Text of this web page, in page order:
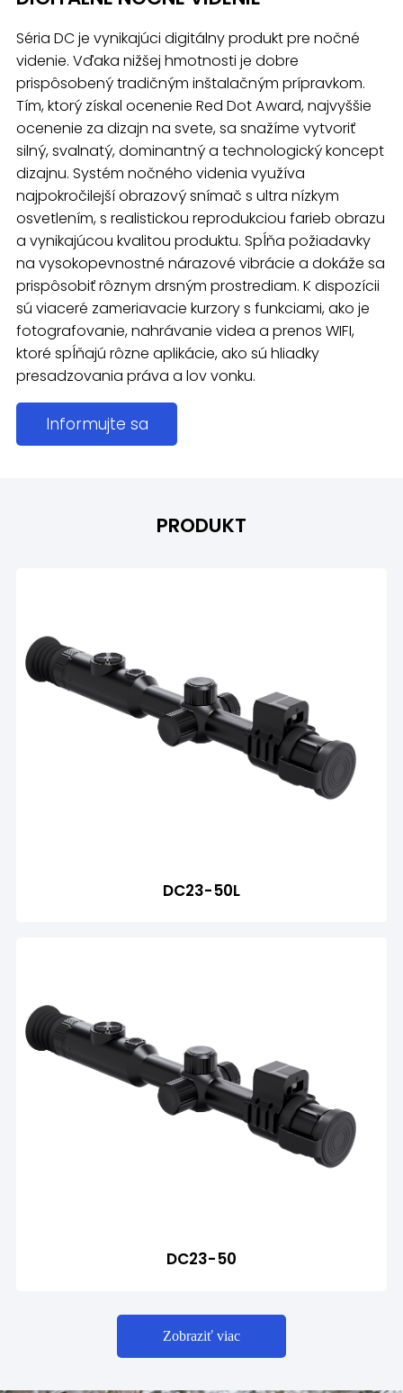
Séria DC je vynikajúci digitálny produkt pre nočné
videnie. Vďaka nižšej hmotnosti je dobre
prispôsobený tradičným inštalačným prípravkom.
Tím, ktorý získal ocenenie Red Dot Award, najvyššie
ocenenie za dizajn na svete, sa snažíme vytvoriť
silný, svalnatý, dominantný a technologický koncept
dizajnu. Systém nočného videnia využíva
najpokročilejší obrazový snímač s ultra nízkym
osvetlením, s realistickou reprodukciou farieb obrazu
a vynikajúcou kvalitou produktu. Spĺňa požiadavky
na vysokopevnostné nárazové vibrácie a dokáže sa
prispôsobiť rôznym drsným prostrediam. K dispozícii
sú viaceré zameriavacie kurzory s funkciami, ako je
fotografovanie, nahrávanie videa a prenos WIFI,
ktoré spĺňajú rôzne aplikácie, ako sú hliadky
presadzovania práva a lov vonku.
Informujte sa
PRODUKT
DC23-50L
DC23-50
Zobraziť viac